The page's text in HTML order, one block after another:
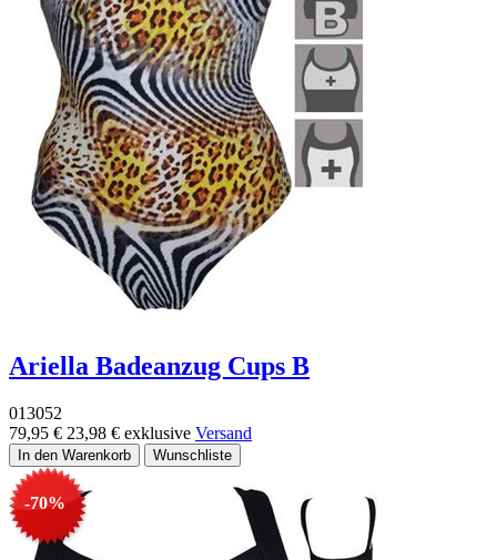
Ariella Badeanzug Cups B
013052
79,95 € 23,98 € exklusive Versand
-70%